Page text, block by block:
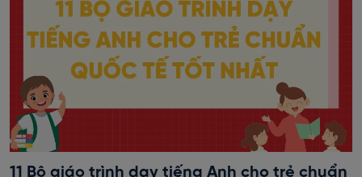
11 Bộ giáo trình dạy tiếng Anh cho trẻ chuẩn